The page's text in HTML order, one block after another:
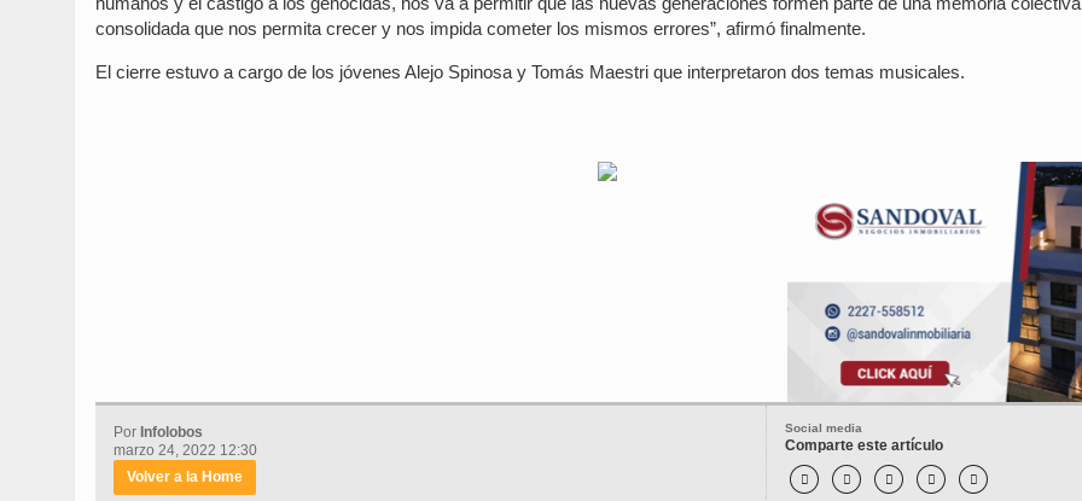
consolidada que nos permita crecer y nos impida cometer los mismos errores”, afirmó finalmente.
El cierre estuvo a cargo de los jóvenes Alejo Spinosa y Tomás Maestri que interpretaron dos temas musicales.
Social media
Comparte este artículo
    
Por Infolobos
marzo 24, 2022 12:30
Volver a la Home